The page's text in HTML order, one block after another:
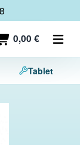
0,00 €
Tablet